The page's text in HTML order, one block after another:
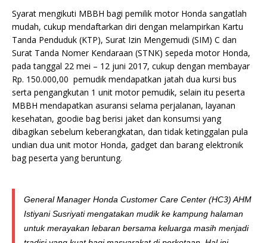
Syarat mengikuti MBBH bagi pemilik motor Honda sangatlah
mudah, cukup mendaftarkan diri dengan melampirkan Kartu
Tanda Penduduk (KTP), Surat Izin Mengemudi (SIM) C dan
Surat Tanda Nomer Kendaraan (STNK) sepeda motor Honda,
pada tanggal 22 mei – 12 juni 2017, cukup dengan membayar
Rp. 150.000,00 pemudik mendapatkan jatah dua kursi bus
serta pengangkutan 1 unit motor pemudik, selain itu peserta
MBBH mendapatkan asuransi selama perjalanan, layanan
kesehatan, goodie bag berisi jaket dan konsumsi yang
dibagikan sebelum keberangkatan, dan tidak ketinggalan pula
undian dua unit motor Honda, gadget dan barang elektronik
bag peserta yang beruntung.
General Manager Honda Customer Care Center (HC3) AHM
Istiyani Susriyati mengatakan mudik ke kampung halaman
untuk merayakan lebaran bersama keluarga masih menjadi